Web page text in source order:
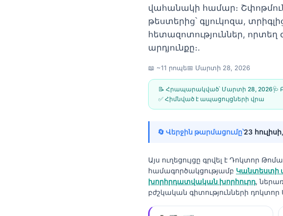
վահանակի համար։
թեստերից՝ գլյուկոզա,
հետազոտություններ,
արդյունքը։.
📖 ~11 րոպե📅 Մարտի 28, 2026
📝 Հրապարակված՝ Մարտի 28, 2026🩺
✅ Հիմնված է ապացույցների վրա
🔄 Վերջին թարմացումը՝23
Այս ուղեցույցը գրվել է Դոկտոր
համագործակցությամբ Կանտեստի
խորհրդատվական խորհուրդ,
բժշկական գիտությունների